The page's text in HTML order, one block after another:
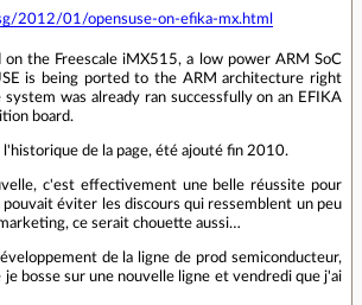
2012/01/opensuse-on-efika-mx.html
on the Freescale iMX515, a low power ARM SoC
is being ported to the ARM architecture right
system was already ran successfully on an EFIKA
board.
l'historique de la page, été ajouté fin 2010.
c'est effectivement une belle réussite pour
pouvait éviter les discours qui ressemblent un peu
ce serait chouette aussi…
de la ligne de prod semiconducteur,
je bosse sur une nouvelle ligne et vendredi que j'ai